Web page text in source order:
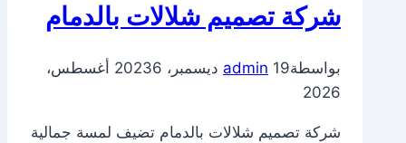
شركة تصميم شلالات بالدمام
بواسطة admin 19 ديسمبر، 2023
6 أغسطس،
2026
شركة تصميم شلالات بالدمام تضيف لمسة جمالية